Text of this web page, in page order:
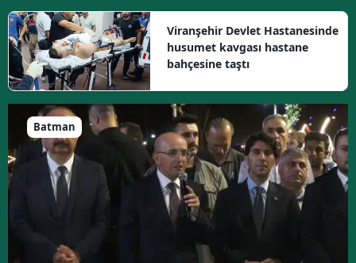
Viranşehir Devlet Hastanesinde
husumet kavgası hastane
bahçesine taştı
Batman